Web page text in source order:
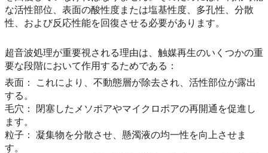
な活性部位、表面の酸性度または塩基性度、多孔性、分散
性、および反応性能を回復させる必要があります。
超音波処理が重要視される理由は、触媒再生のいくつかの重
要な段階において作用するためである：
表面： これにより、不動態層が除去され、活性部位が露出
する。
毛穴： 閉塞したメソポアやマイクロポアの再開通を促進し
ます。
粒子： 凝集物を分散させ、懸濁液の均一性を向上させま
す。